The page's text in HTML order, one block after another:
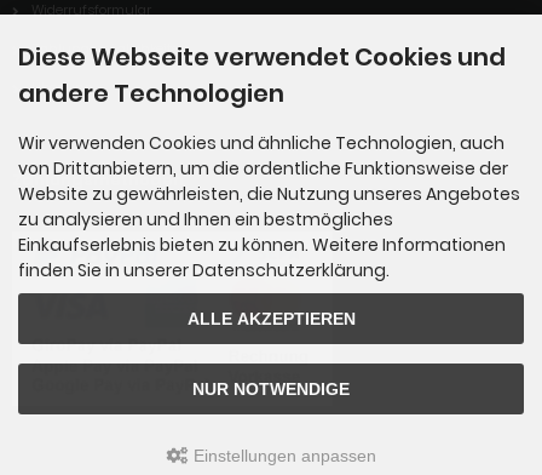
Widerrufsformular
Zahlungsmöglichkeiten
Über uns
Zahlungsmethoden
Diese Webseite verwendet Cookies und
andere Technologien
Wir verwenden Cookies und ähnliche Technologien, auch
von Drittanbietern, um die ordentliche Funktionsweise der
Website zu gewährleisten, die Nutzung unseres Angebotes
zu analysieren und Ihnen ein bestmögliches
Einkaufserlebnis bieten zu können. Weitere Informationen
finden Sie in unserer Datenschutzerklärung.
ALLE AKZEPTIEREN
NUR NOTWENDIGE
Einstellungen anpassen